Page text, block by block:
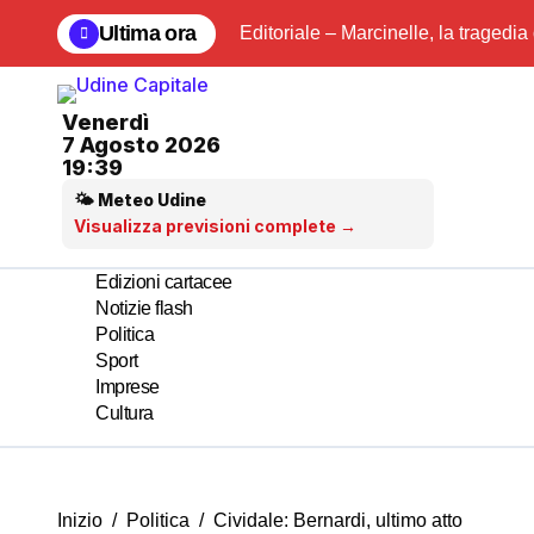
contenuto
Ultima ora Editoriale – Marcinelle, la
Venerdì
7 Agosto 2026
19:39
🌤 Meteo Udine
Visualizza previsioni complete →
Edizioni cartacee
Notizie flash
Politica
Sport
Imprese
Cultura
Inizio Politica Cividale: Bernardi, ultimo atto